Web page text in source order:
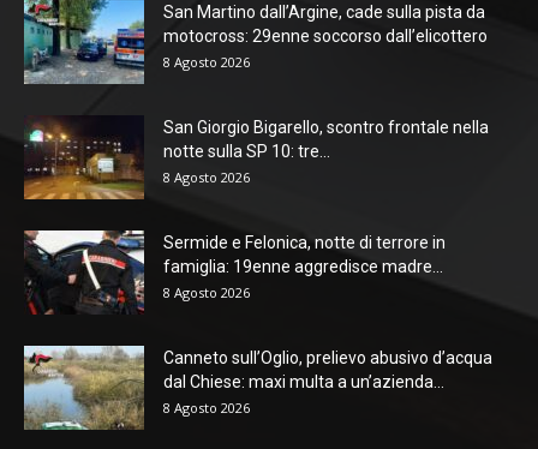
San Martino dall’Argine, cade sulla pista da
motocross: 29enne soccorso dall’elicottero
8 Agosto 2026
San Giorgio Bigarello, scontro frontale nella
notte sulla SP 10: tre...
8 Agosto 2026
Sermide e Felonica, notte di terrore in
famiglia: 19enne aggredisce madre...
8 Agosto 2026
Canneto sull’Oglio, prelievo abusivo d’acqua
dal Chiese: maxi multa a un’azienda...
8 Agosto 2026